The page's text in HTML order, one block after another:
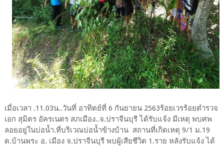
เมื่อเวลา .11.03น..วันที่ อาทิตย์ที่ 6 กันยายน 2563ร้อยเวรร้อยตำรวจ
เอก สุมิตร อัครเนตร สภเมือง..จ.ปราจีนบุรี ได้รับแจ้ง มีเหตุ พบศพ
ลอยอยู่ในบ่อน้ำ.ที่บริเวณบ่อน้ำข้างบ้าน สถานที่เกิดเหตุ 9/1 ม.19
ต.บ้านพระ อ. เมือง จ.ปราจีนบุรี พบผู้เสียชีวิต 1.ราย หลังรับแจ้ง ได้